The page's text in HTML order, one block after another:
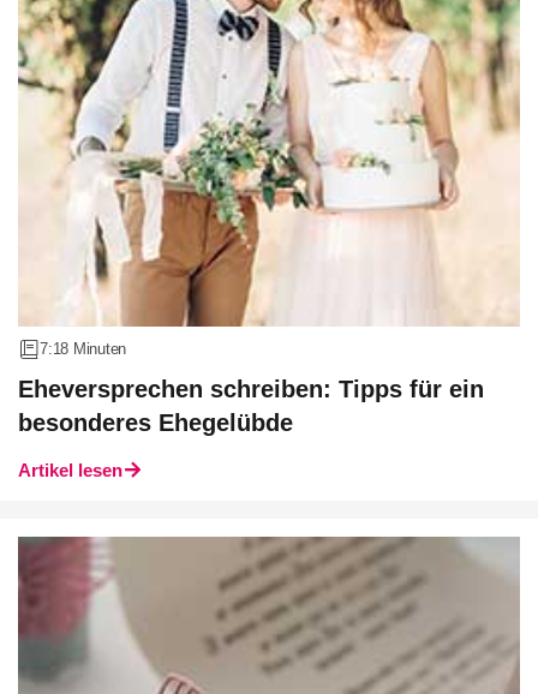
7:18 Minuten
Eheversprechen schreiben: Tipps für ein
besonderes Ehegelübde
Artikel lesen